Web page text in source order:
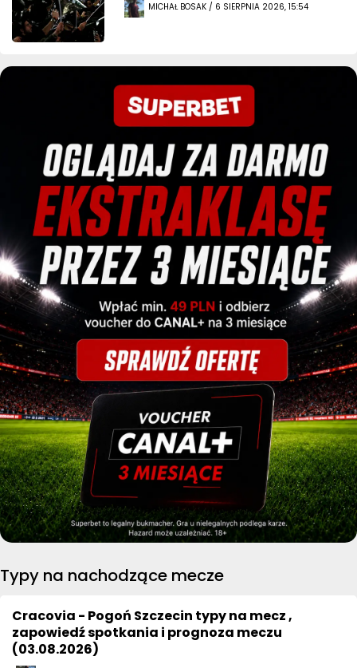
MICHAŁ BOSAK / 6 SIERPNIA 2026, 15:54
Typy na nachodzące mecze
Cracovia - Pogoń Szczecin typy na mecz ,
zapowiedź spotkania i prognoza meczu
(03.08.2026)